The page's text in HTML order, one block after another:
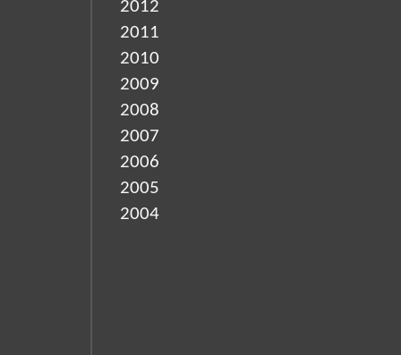
2012
2011
2010
2009
2008
2007
2006
2005
2004